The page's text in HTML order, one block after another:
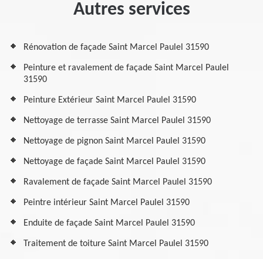
Autres services
Rénovation de façade Saint Marcel Paulel 31590
Peinture et ravalement de façade Saint Marcel Paulel
31590
Peinture Extérieur Saint Marcel Paulel 31590
Nettoyage de terrasse Saint Marcel Paulel 31590
Nettoyage de pignon Saint Marcel Paulel 31590
Nettoyage de façade Saint Marcel Paulel 31590
Ravalement de façade Saint Marcel Paulel 31590
Peintre intérieur Saint Marcel Paulel 31590
Enduite de façade Saint Marcel Paulel 31590
Traitement de toiture Saint Marcel Paulel 31590